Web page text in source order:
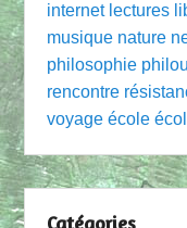
internet lectures
musique nature
philosophie philou
rencontre
voyage école
Catégories